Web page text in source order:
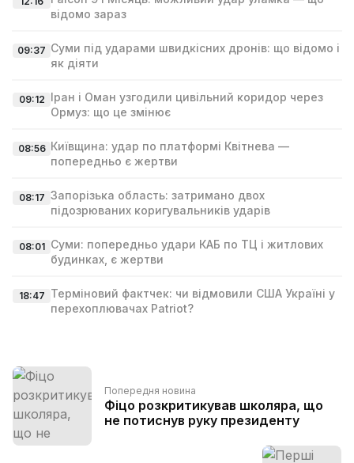
відомо зараз
09:37 Суми під ударами швидкісних дронів: що відомо і
як діяти
09:12 Іран і Оман узгодили цивільний коридор через
Ормуз: що це змінює
08:56 Київщина: удар по платформі Квітнева —
попередньо є жертви
08:17 Запорізька область: затримано двох
підозрюваних коригувальників ударів
08:01 Суми: попередньо удари КАБ по ТЦ і житлових
будинках, є жертви
18:47 Терміновий фактчек: чи відмовили США Україні у
перехоплювачах Patriot?
Попередня новина
Фіцо розкритикував школяра, що
не потиснув руку президенту